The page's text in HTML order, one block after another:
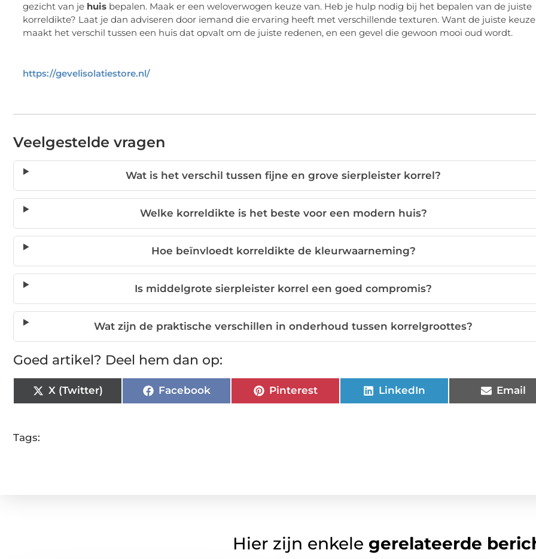
gezicht van je huis bepalen. Maak er een weloverwogen keuze van. Heb je hulp nodig bij het bepalen van de juiste
korreldikte? Laat je dan adviseren door iemand die ervaring heeft met verschillende texturen. Want de juiste keuze
maakt het verschil tussen een huis dat opvalt om de juiste redenen, en een gevel die gewoon mooi oud wordt.
https://gevelisolatiestore.nl/
Veelgestelde vragen
Wat is het verschil tussen fijne en grove sierpleister korrel?
Welke korreldikte is het beste voor een modern huis?
Hoe beïnvloedt korreldikte de kleurwaarneming?
Is middelgrote sierpleister korrel een goed compromis?
Wat zijn de praktische verschillen in onderhoud tussen korrelgroottes?
Goed artikel? Deel hem dan op:
X (Twitter) Facebook Pinterest LinkedIn Email
Tags:
Hier zijn enkele gerelateerde